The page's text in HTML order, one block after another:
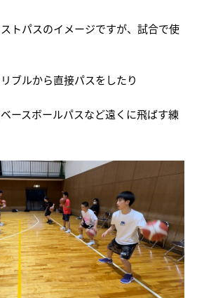
トパスのイメージですが、試合で使
ブルから直接パスをしたり
ースボールパスなど遠くに飛ばす練